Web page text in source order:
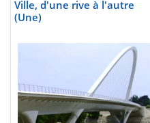
Ville, d'une rive à l'autre
(Une)